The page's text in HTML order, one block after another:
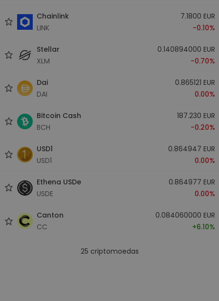
Chainlink
LINK
7.1800 EUR
-0.10%
Stellar
XLM
0.140894000 EUR
-0.70%
Dai
DAI
0.865121 EUR
0.00%
Bitcoin Cash
BCH
187.230 EUR
-0.20%
USD1
USD1
0.864947 EUR
0.00%
Ethena USDe
USDE
0.864977 EUR
0.00%
Canton
CC
0.084060000 EUR
+6.10%
25 criptomoedas